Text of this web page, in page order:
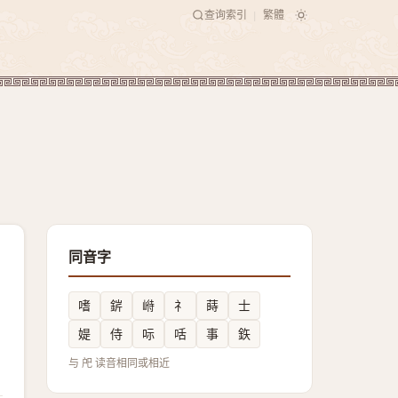
查询索引 繁體
同音字
嗜 䤱 崻 礻 蒔
士
媞
侍 呩 咶 事 鉃
与 戺 读音相同或相近